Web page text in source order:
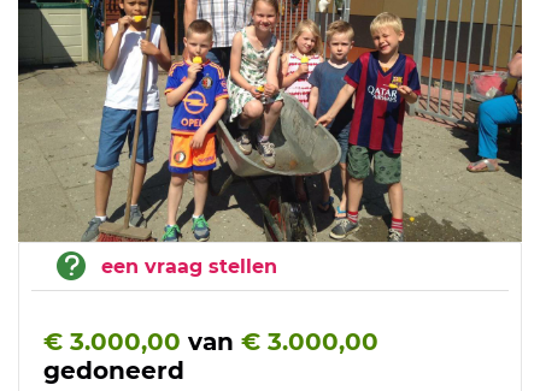
een vraag stellen
€ 3.000,00 van € 3.000,00
gedoneerd